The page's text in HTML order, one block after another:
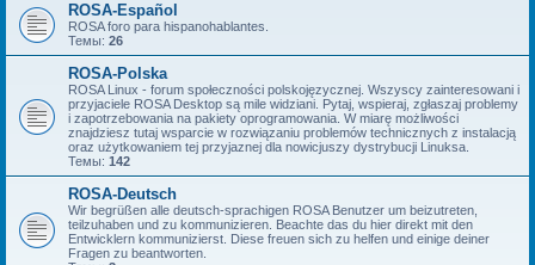
ROSA-Español
ROSA foro para hispanohablantes.
Темы: 26
ROSA-Polska
ROSA Linux - forum społeczności polskojęzycznej. Wszyscy zainteresowani i
przyjaciele ROSA Desktop są mile widziani. Pytaj, wspieraj, zgłaszaj problemy
i zapotrzebowania na pakiety oprogramowania. W miarę możliwości
znajdziesz tutaj wsparcie w rozwiązaniu problemów technicznych z instalacją
oraz użytkowaniem tej przyjaznej dla nowicjuszy dystrybucji Linuksa.
Темы: 142
ROSA-Deutsch
Wir begrüßen alle deutsch-sprachigen ROSA Benutzer um beizutreten,
teilzuhaben und zu kommunizieren. Beachte das du hier direkt mit den
Entwicklern kommunizierst. Diese freuen sich zu helfen und einige deiner
Fragen zu beantworten.